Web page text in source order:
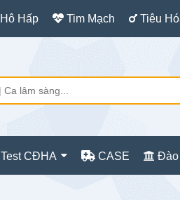
Hô Hấp Tim Mạch Tiêu
Test CĐHA CASE Đào